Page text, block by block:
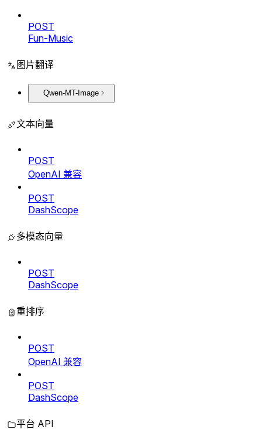
POST
Fun-Music
图片翻译
Qwen-MT-Image
文本向量
POST
OpenAI 兼容
POST
DashScope
多模态向量
POST
DashScope
重排序
POST
OpenAI 兼容
POST
DashScope
平台 API